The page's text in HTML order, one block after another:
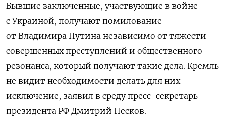
Бывшие заключенные, участвующие в войне
с Украиной, получают помилование
от Владимира Путина независимо от тяжести
совершенных преступлений и общественного
резонанса, который получают такие дела. Кремль
не видит необходимости делать для них
исключение, заявил в среду пресс-секретарь
президента РФ Дмитрий Песков.